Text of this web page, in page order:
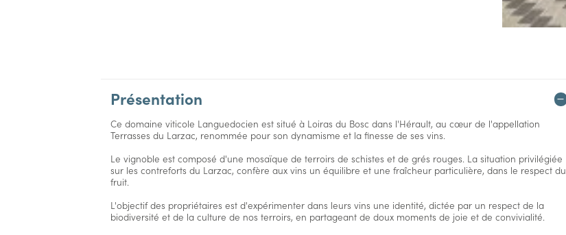
Présentation
Ce domaine viticole Languedocien est situé à Loiras du Bosc dans l'Hérault, au cœur de l'appellation
Terrasses du Larzac, renommée pour son dynamisme et la finesse de ses vins.
Le vignoble est composé d'une mosaïque de terroirs de schistes et de grés rouges. La situation privilégiée
sur les contreforts du Larzac, confère aux vins un équilibre et une fraîcheur particulière, dans le respect du
fruit.
L'objectif des propriétaires est d'expérimenter dans leurs vins une identité, dictée par un respect de la
biodiversité et de la culture de nos terroirs, en partageant de doux moments de joie et de convivialité.